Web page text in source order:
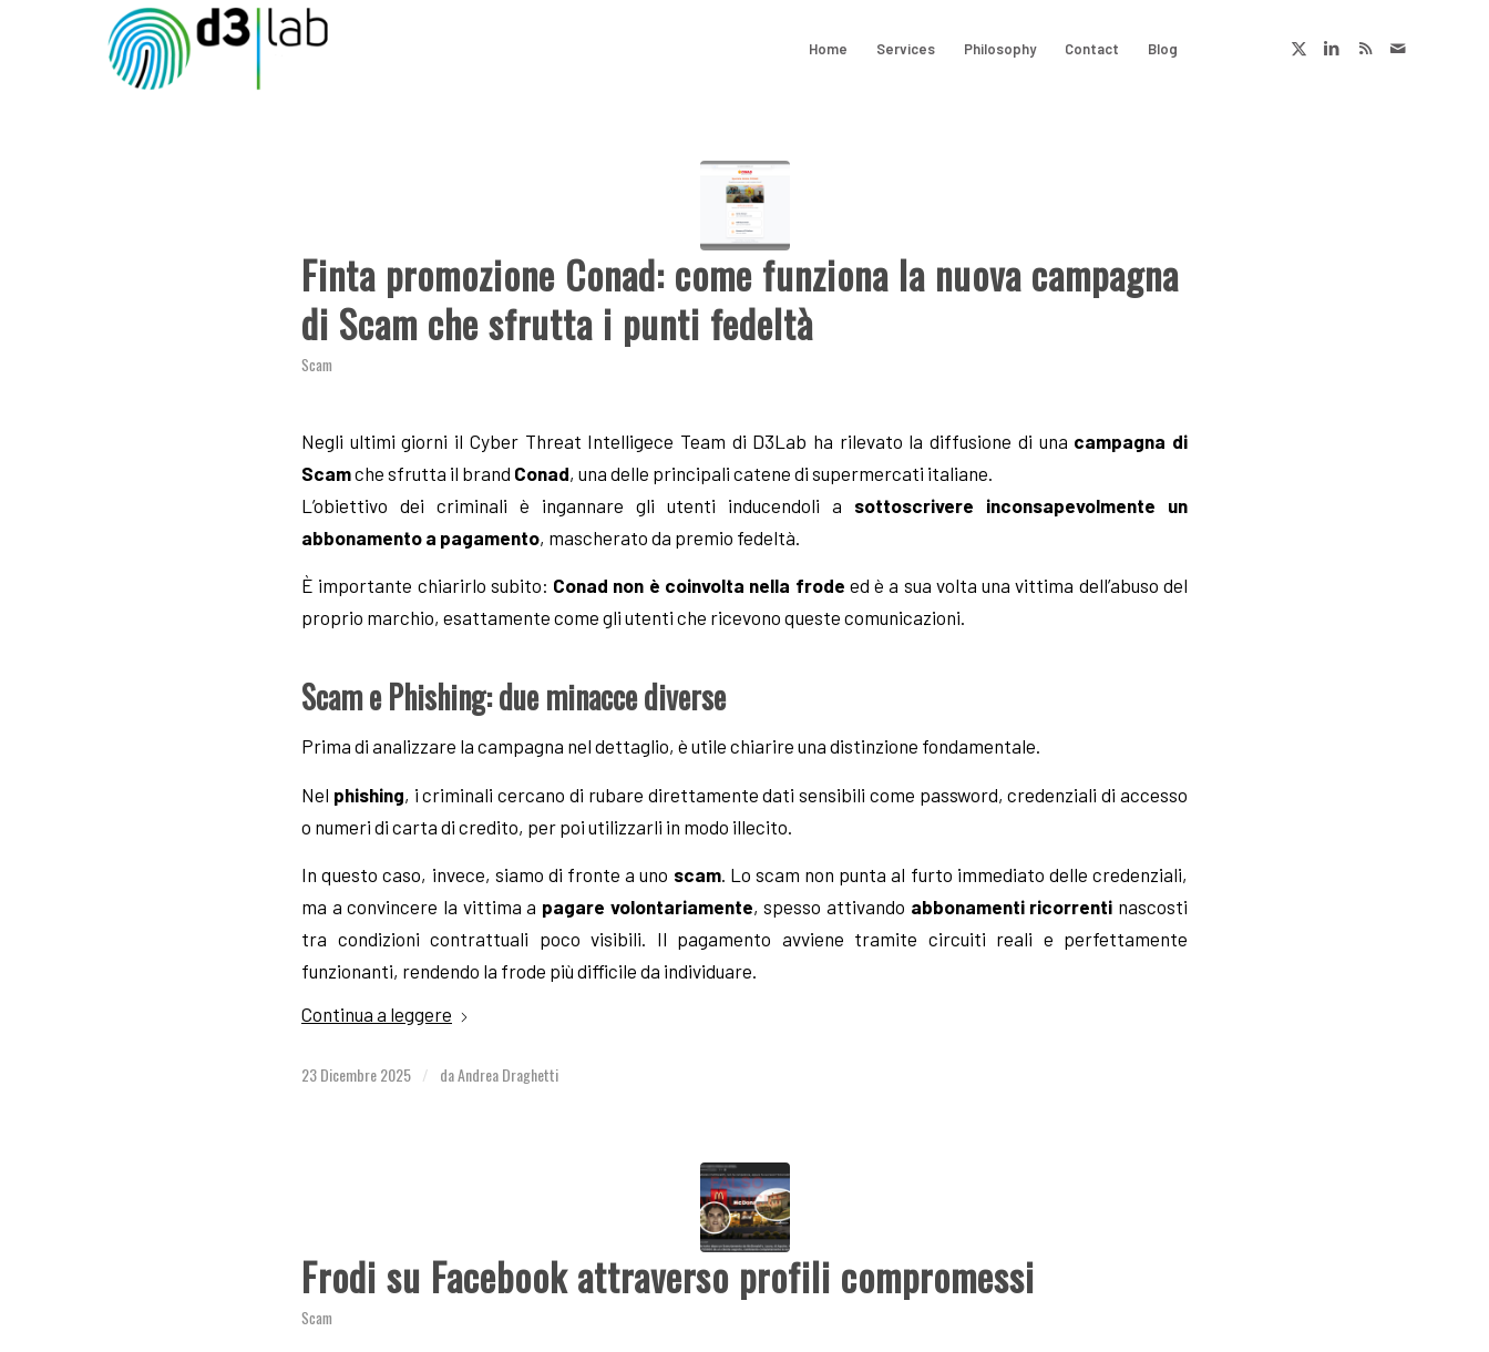
Home Services Philosophy Contact Blog
Finta promozione Conad: come funziona la nuova campagna
di Scam che sfrutta i punti fedeltà
Scam
Negli ultimi giorni il Cyber Threat Intelligece Team di D3Lab ha rilevato la diffusione di una campagna di
Scamche sfrutta il brand Conad, una delle principali catene di supermercati italiane.
L’obiettivo dei criminali è ingannare gli utenti inducendoli a sottoscrivere inconsapevolmente un
abbonamento a pagamento, mascherato da premio fedeltà.
È importante chiarirlo subito: Conad non è coinvolta nella frode ed è a sua volta una vittima dell’abuso del
proprio marchio, esattamente come gli utenti che ricevono queste comunicazioni.
Scam e Phishing: due minacce diverse
Prima di analizzare la campagna nel dettaglio, è utile chiarire una distinzione fondamentale.
Nel phishing, i criminali cercano di rubare direttamente dati sensibili come password, credenziali di accesso
o numeri di carta di credito, per poi utilizzarli in modo illecito.
In questo caso, invece, siamo di fronte a uno scam. Lo scam non punta al furto immediato delle credenziali,
ma a convincere la vittima a pagare volontariamente, spesso attivando abbonamenti ricorrenti nascosti
tra condizioni contrattuali poco visibili. Il pagamento avviene tramite circuiti reali e perfettamente
funzionanti, rendendo la frode più difficile da individuare.
Continua a leggere
23 Dicembre 2025 / daAndrea Draghetti
Frodi su Facebook attraverso profili compromessi
Scam